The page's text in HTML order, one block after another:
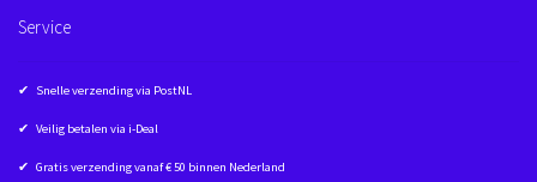
Service
✔ Snelle verzending via PostNL
✔ Veilig betalen via i-Deal
✔ Gratis verzending vanaf € 50 binnen Nederland